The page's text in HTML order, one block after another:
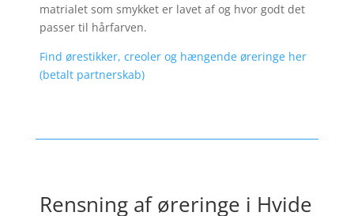
matrialet som smykket er lavet af og hvor godt det
passer til hårfarven.
Find ørestikker, creoler og hængende øreringe her
(betalt partnerskab)
Rensning af øreringe i Hvide